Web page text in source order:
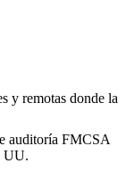
y remotas donde la
auditoría FMCSA
UU.